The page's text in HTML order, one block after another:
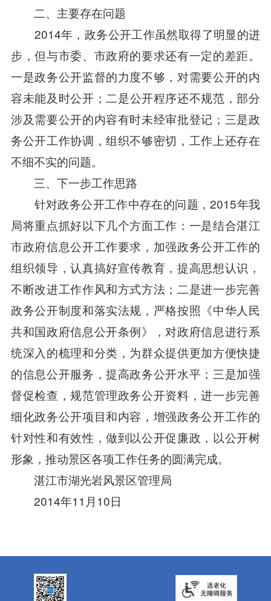
二、主要存在问题
2014年，政务公开工作虽然取得了明显的进
步，但与市委、市政府的要求还有一定的差距。
一是政务公开监督的力度不够，对需要公开的内
容未能及时公开；二是公开程序还不规范，部分
涉及需要公开的内容有时未经审批登记；三是政
务公开工作协调，组织不够密切，工作上还存在
不细不实的问题。
三、下一步工作思路
针对政务公开工作中存在的问题，2015年我
局将重点抓好以下几个方面工作：一是结合湛江
市政府信息公开工作要求，加强政务公开工作的
组织领导，认真搞好宣传教育，提高思想认识，
不断改进工作作风和方式方法；二是进一步完善
政务公开制度和落实法规，严格按照《中华人民
共和国政府信息公开条例》，对政府信息进行系
统深入的梳理和分类，为群众提供更加方便快捷
的信息公开服务，提高政务公开水平；三是加强
督促检查，规范管理政务公开资料，进一步完善
细化政务公开项目和内容，增强政务公开工作的
针对性和有效性，做到以公开促廉政，以公开树
形象，推动景区各项工作任务的圆满完成。
湛江市湖光岩风景区管理局
2014年11月10日